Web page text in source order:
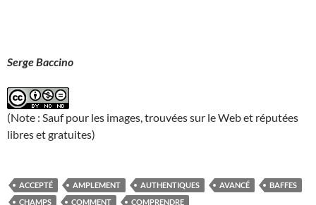
Serge Baccino
(Note : Sauf pour les images, trouvées sur le Web et réputées
libres et gratuites)
ACCEPTÉ AMPLEMENT AUTHENTIQUES AVANCÉ
BAFFES
CHAMPS
COMMENT COMPRENDRE